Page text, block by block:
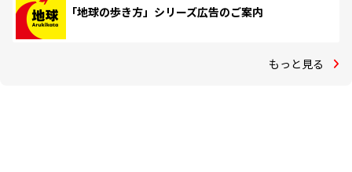
「地球の歩き方」シリーズ広告のご案内
もっと見る